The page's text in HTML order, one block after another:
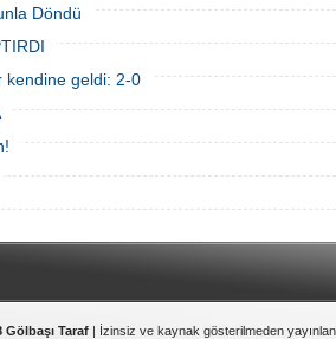
Döndü
kendine geldi: 2-0
Gölbaşı Taraf | İzinsiz ve kaynak gösterilmeden